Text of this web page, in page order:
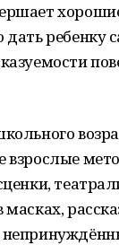
ребенку
взрослые
масках,